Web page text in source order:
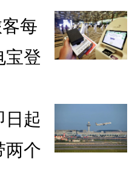
每
宝登
日起
两个